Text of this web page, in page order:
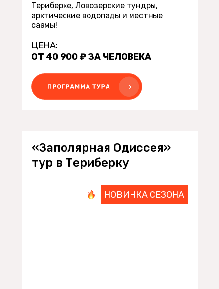
«Заполярная Одиссея»
тур в Териберку
НОВИНКА СЕЗОНА
Териберке, Ловозерские тундры,
арктические водопады и местные
саамы!
ЦЕНА:
ОТ 40 900 ₽ ЗА ЧЕЛОВЕКА